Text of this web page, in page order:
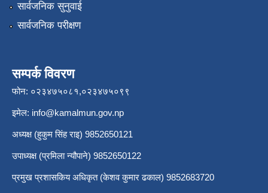
सार्वजनिक सुनुवाई
सार्वजनिक परीक्षण
सम्पर्क विवरण
फोन: ०२३४७५०८१,०२३४७५०९९
इमेल: info@kamalmun.gov.np
अध्यक्ष (हुकुम सिंह राइ) 9852650121
उपाध्यक्ष (प्रमिला न्यौपाने) 9852650122
प्रमुख प्रशासकिय अधिकृत (केशव कुमार ढकाल) 9852683720